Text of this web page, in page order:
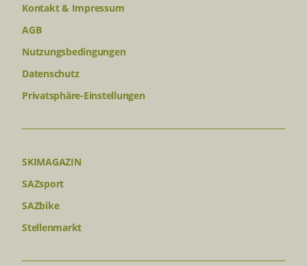
Kontakt & Impressum
AGB
Nutzungsbedingungen
Datenschutz
Privatsphäre-Einstellungen
SKIMAGAZIN
SAZsport
SAZbike
Stellenmarkt